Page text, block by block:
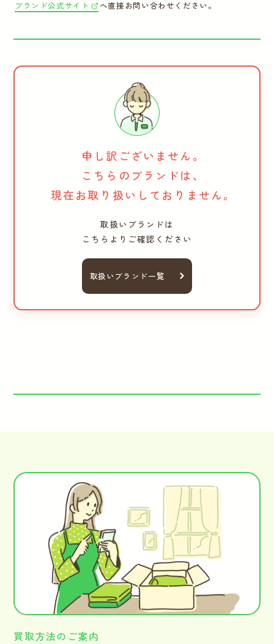
ブランド公式サイト
へ直接お問い合わせください。
申し訳ございません。
こちらのブランドは、
現在お取り扱いしておりません。
取扱いブランドは
こちらよりご確認ください
取扱いブランド一覧
買取方法のご案内